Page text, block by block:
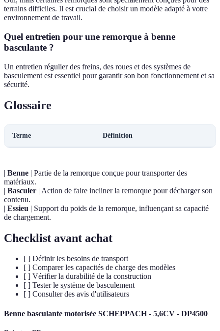
terrains difficiles. Il est crucial de choisir un modèle adapté à votre
environnement de travail.
Quel entretien pour une remorque à benne
basculante ?
Un entretien régulier des freins, des roues et des systèmes de
basculement est essentiel pour garantir son bon fonctionnement et sa
sécurité.
Glossaire
Terme Définition
| Benne | Partie de la remorque conçue pour transporter des
matériaux.
| Basculer | Action de faire incliner la remorque pour décharger son
contenu.
| Essieu | Support du poids de la remorque, influençant sa capacité
de chargement.
Checklist avant achat
[ ] Définir les besoins de transport
[ ] Comparer les capacités de charge des modèles
[ ] Vérifier la durabilité de la construction
[ ] Tester le système de basculement
[ ] Consulter des avis d'utilisateurs
Benne basculante motorisée SCHEPPACH - 5,6CV - DP4500